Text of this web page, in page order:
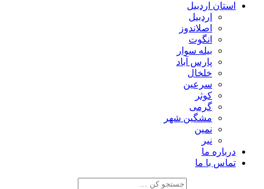
استان اردبیل
اردبیل
اصلاندوز
انگوت
بیله سوار
پارس آباد
خلخال
سرعین
کوثر
گرمی
مشگین شهر
نمین
نیر
درباره ما
تماس با ما